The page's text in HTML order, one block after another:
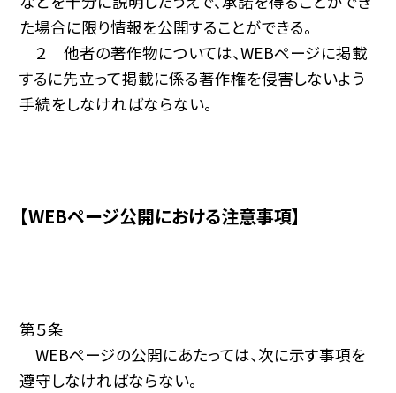
た場合に限り情報を公開することができる。
２ 他者の著作物については、WEBページに掲載
するに先立って掲載に係る著作権を侵害しないよう
手続をしなければならない。
【WEBページ公開における注意事項】
第５条
WEBページの公開にあたっては、次に示す事項を
遵守しなければならない。